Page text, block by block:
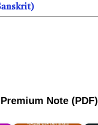
Note (PDF)